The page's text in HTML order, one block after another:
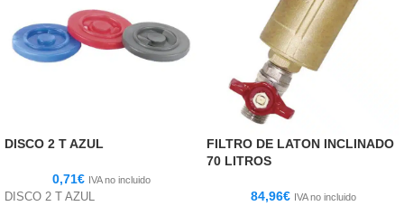
DISCO 2 T AZUL
0,71€ IVA no incluido
DISCO 2 T AZUL
FILTRO DE LATON INCLINADO
70 LITROS
84,96€ IVA no incluido